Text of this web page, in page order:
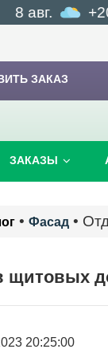
+20°C
ЗАКАЗ
ЗАКАЗЫ
• Фасад •
щитовых
20:25:00